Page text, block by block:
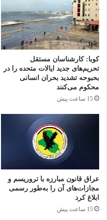
شهروندان معترض
اسکان منافقین هستند
فراق اعلام کرده‌اند که
منافقین می‌دانستیم
اگر دولت تروریست‌ها را
مالیات نمی‌دهیم.»
مردم آلبانی از
به خرج دهند و منافع
ترجیح دهند.
اخراج فوری اعضای
خاک آلبانی و پایان
کوبا: کارشناسان مستقل
تحریم‌های جدید ایالات متحده را در
بحبوحه تشدید بحران انسانی
محکوم می‌کنند
15 ساعت پیش
عراق قانون مبارزه با تروریسم و
مجازات‌های آن را به‌طور رسمی
ابلاغ کرد
15 ساعت پیش